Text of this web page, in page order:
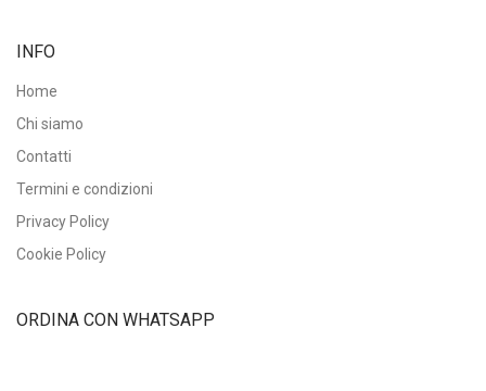
INFO
Home
Chi siamo
Contatti
Termini e condizioni
Privacy Policy
Cookie Policy
ORDINA CON WHATSAPP